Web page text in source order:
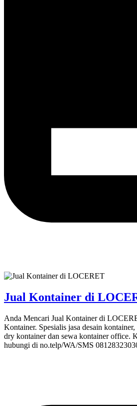
Jual Kontainer di
Anda Mencari Jual Kontainer di
Kontainer. Spesialis jasa desain
dry kontainer dan sewa kontainer office.
hubungi di no.telp/WA/SMS